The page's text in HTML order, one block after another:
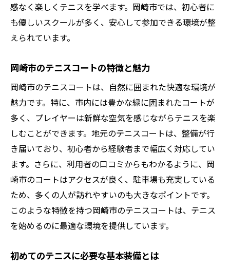
ストレス解消法としてのテニスのすすめ
全年齢に適したテニスの魅力
愛知県でのテニスが日常に与えるプラス効
岡崎市でテニスを通じて新たな仲間との出会い
を楽しむ
テニスサークルで広がる人間関係
地域イベントでの交流とテニスの関係
テニスを通じたコミュニティの作り方
初心者でも参加しやすい試合やイベント
岡崎市のテニス交流会情報
テニスを通じて得られる友情の大切さ
運動が苦手でも安心テニス初心者向けレッスン
感なく楽しくテニスを学べます。岡崎市では、初心者に
も優しいスクールが多く、安心して参加できる環境が整
えられています。
岡崎市のテニスコートの特徴と魅力
岡崎市のテニスコートは、自然に囲まれた快適な環境が
魅力です。特に、市内には豊かな緑に囲まれたコートが
多く、プレイヤーは新鮮な空気を感じながらテニスを楽
しむことができます。地元のテニスコートは、整備が行
き届いており、初心者から経験者まで幅広く対応してい
ます。さらに、利用者の口コミからもわかるように、岡
崎市のコートはアクセスが良く、駐車場も充実している
ため、多くの人が訪れやすいのも大きなポイントです。
このような特徴を持つ岡崎市のテニスコートは、テニス
を始めるのに最適な環境を提供しています。
初めてのテニスに必要な基本装備とは